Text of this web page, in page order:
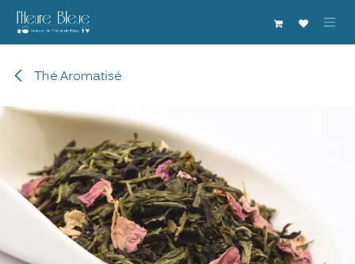
Se rendre au contenu
Thé Aromatisé